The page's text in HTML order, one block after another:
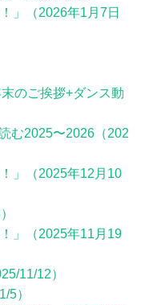
」（2026年1月7日
のご挨拶+ダンス動
む2025〜2026（202
」（2025年12月10
」（2025年11月19
11/12）
5）